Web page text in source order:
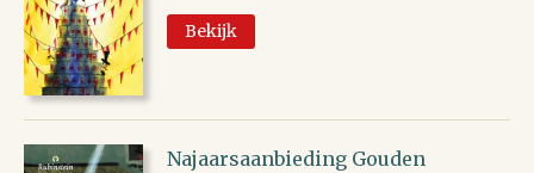
Bekijk
Najaarsaanbieding Gouden